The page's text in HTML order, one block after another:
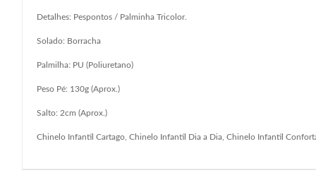
Detalhes: Pespontos / Palminha Tricolor.
Solado: Borracha
Palmilha: PU (Poliuretano)
Peso Pé: 130g (Aprox.)
Salto: 2cm (Aprox.)
Chinelo Infantil Cartago, Chinelo Infantil Dia a Dia, Chinelo Infantil